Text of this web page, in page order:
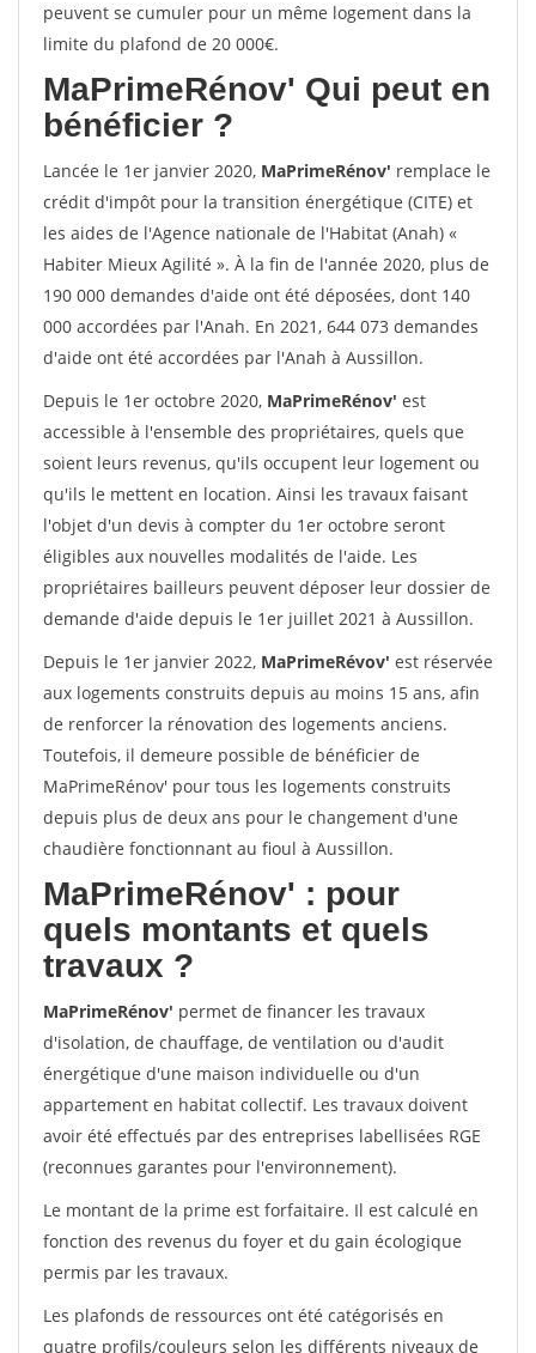
peuvent se cumuler pour un même logement dans la
limite du plafond de 20 000€.
MaPrimeRénov' Qui peut en
bénéficier ?
Lancée le 1er janvier 2020, MaPrimeRénov' remplace le
crédit d'impôt pour la transition énergétique (CITE) et
les aides de l'Agence nationale de l'Habitat (Anah) «
Habiter Mieux Agilité ». À la fin de l'année 2020, plus de
190 000 demandes d'aide ont été déposées, dont 140
000 accordées par l'Anah. En 2021, 644 073 demandes
d'aide ont été accordées par l'Anah à Aussillon.
Depuis le 1er octobre 2020, MaPrimeRénov' est
accessible à l'ensemble des propriétaires, quels que
soient leurs revenus, qu'ils occupent leur logement ou
qu'ils le mettent en location. Ainsi les travaux faisant
l'objet d'un devis à compter du 1er octobre seront
éligibles aux nouvelles modalités de l'aide. Les
propriétaires bailleurs peuvent déposer leur dossier de
demande d'aide depuis le 1er juillet 2021 à Aussillon.
Depuis le 1er janvier 2022, MaPrimeRévov' est réservée
aux logements construits depuis au moins 15 ans, afin
de renforcer la rénovation des logements anciens.
Toutefois, il demeure possible de bénéficier de
MaPrimeRénov' pour tous les logements construits
depuis plus de deux ans pour le changement d'une
chaudière fonctionnant au fioul à Aussillon.
MaPrimeRénov' : pour
quels montants et quels
travaux ?
MaPrimeRénov' permet de financer les travaux
d'isolation, de chauffage, de ventilation ou d'audit
énergétique d'une maison individuelle ou d'un
appartement en habitat collectif. Les travaux doivent
avoir été effectués par des entreprises labellisées RGE
(reconnues garantes pour l'environnement).
Le montant de la prime est forfaitaire. Il est calculé en
fonction des revenus du foyer et du gain écologique
permis par les travaux.
Les plafonds de ressources ont été catégorisés en
quatre profils/couleurs selon les différents niveaux de